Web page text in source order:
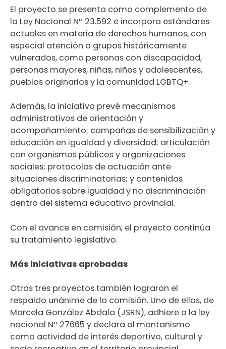
El proyecto se presenta como complemento de
la Ley Nacional Nº 23.592 e incorpora estándares
actuales en materia de derechos humanos, con
especial atención a grupos históricamente
vulnerados, como personas con discapacidad,
personas mayores, niñas, niños y adolescentes,
pueblos originarios y la comunidad LGBTQ+.
Además, la iniciativa prevé mecanismos
administrativos de orientación y
acompañamiento; campañas de sensibilización y
educación en igualdad y diversidad; articulación
con organismos públicos y organizaciones
sociales; protocolos de actuación ante
situaciones discriminatorias; y contenidos
obligatorios sobre igualdad y no discriminación
dentro del sistema educativo provincial.
Con el avance en comisión, el proyecto continúa
su tratamiento legislativo.
Más iniciativas aprobadas
Otros tres proyectos también lograron el
respaldo unánime de la comisión. Uno de ellos, de
Marcela González Abdala (JSRN), adhiere a la ley
nacional Nº 27665 y declara al montañismo
como actividad de interés deportivo, cultural y